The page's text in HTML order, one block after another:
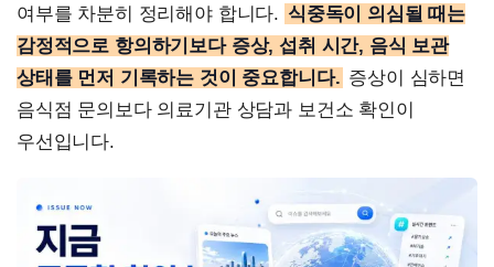
여부를 차분히 정리해야 합니다. 식중독이 의심될 때는
감정적으로 항의하기보다 증상, 섭취 시간, 음식 보관
상태를 먼저 기록하는 것이 중요합니다. 증상이 심하면
음식점 문의보다 의료기관 상담과 보건소 확인이
우선입니다.